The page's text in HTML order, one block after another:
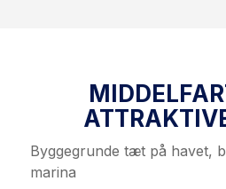
Byggegrunde tæt på havet,
marina